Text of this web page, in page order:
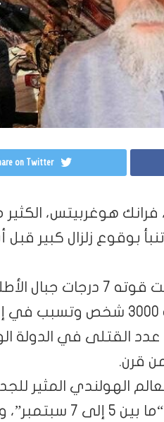
on Twitter
فرانك هوغربيتس،
بوقوع زلزال كبير
وقد ضرب الزلزال الذي
الماضي، وحصد أرواح نحو 3000
القتلى في الدولة
الهولندي
سابقا) متنبئاً بهزة